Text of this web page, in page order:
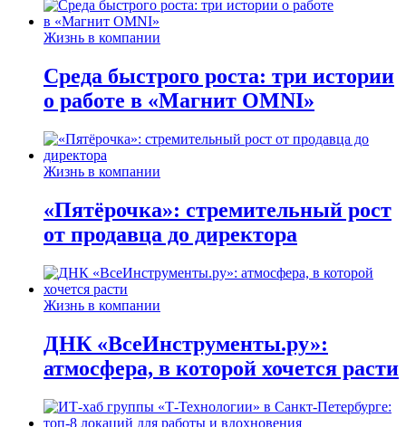
Жизнь в компании
Среда быстрого роста: три истории
о работе в «Магнит OMNI»
Жизнь в компании
«Пятёрочка»: стремительный рост
от продавца до директора
Жизнь в компании
ДНК «ВсеИнструменты.ру»:
атмосфера, в которой хочется расти